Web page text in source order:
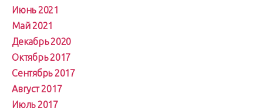
Июнь 2021
Май 2021
Декабрь 2020
Октябрь 2017
Сентябрь 2017
Август 2017
Июль 2017